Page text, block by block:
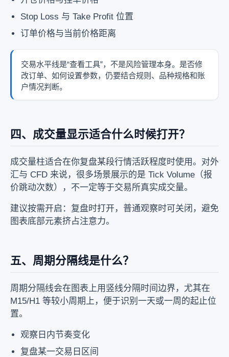
Stop Loss 与 Take Profit 位置
订单价格与当前价格距离
交易水平线是“查看工具”，不是风险管理本身。是否修
改订单、如何设置参数，仍要结合规则、品种规格和账
户情况判断。
四、成交量显示适合什么时候打开？
成交量柱适合在你复盘某段行情活跃程度时使用。对外
汇与 CFD 来说，很多场景展示的是 Tick Volume（报
价跳动次数），不一定等于交易所真实成交量。
建议按需开启：复盘时打开，普通观察时可关闭，避免
图表底部元素挤占注意力。
五、周期分隔线是什么？
周期分隔线会在图表上用竖线分隔时间边界，尤其在
M15/H1 等较小周期上，便于识别一天或一周的起止位
置。
观察日内节奏变化
复盘某一交易日区间